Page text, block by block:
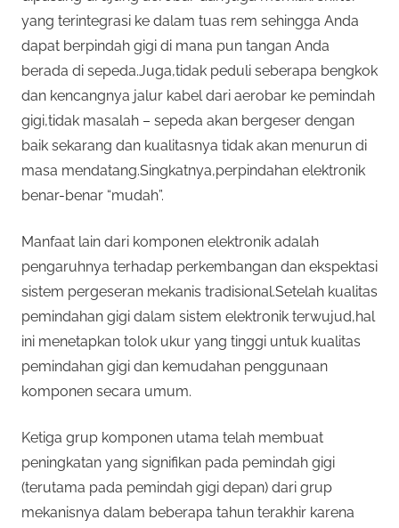
yang terintegrasi ke dalam tuas rem sehingga Anda
dapat berpindah gigi di mana pun tangan Anda
berada di sepeda.Juga,tidak peduli seberapa bengkok
dan kencangnya jalur kabel dari aerobar ke pemindah
gigi,tidak masalah – sepeda akan bergeser dengan
baik sekarang dan kualitasnya tidak akan menurun di
masa mendatang.Singkatnya,perpindahan elektronik
benar-benar “mudah”.
Manfaat lain dari komponen elektronik adalah
pengaruhnya terhadap perkembangan dan ekspektasi
sistem pergeseran mekanis tradisional.Setelah kualitas
pemindahan gigi dalam sistem elektronik terwujud,hal
ini menetapkan tolok ukur yang tinggi untuk kualitas
pemindahan gigi dan kemudahan penggunaan
komponen secara umum.
Ketiga grup komponen utama telah membuat
peningkatan yang signifikan pada pemindah gigi
(terutama pada pemindah gigi depan) dari grup
mekanisnya dalam beberapa tahun terakhir karena